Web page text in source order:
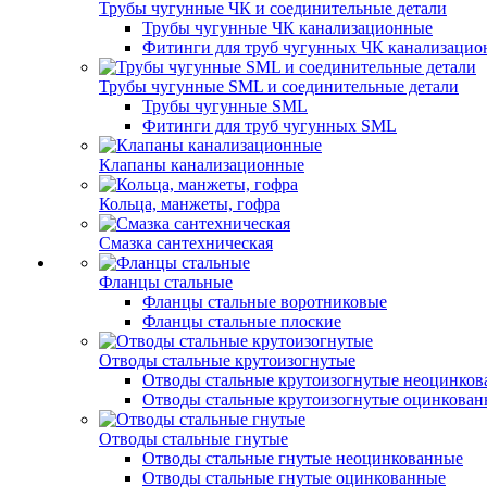
Трубы чугунные ЧК и соединительные детали
Трубы чугунные ЧК канализационные
Фитинги для труб чугунных ЧК
Трубы чугунные SML и соединительные детали
Трубы чугунные SML
Фитинги для труб чугунных SML
Клапаны канализационные
Кольца, манжеты, гофра
Смазка сантехническая
Фланцы стальные
Фланцы стальные воротниковые
Фланцы стальные плоские
Отводы стальные крутоизогнутые
Отводы стальные крутоизогнутые
Отводы стальные крутоизогнутые
Отводы стальные гнутые
Отводы стальные гнутые неоцинкованные
Отводы стальные гнутые оцинкованные